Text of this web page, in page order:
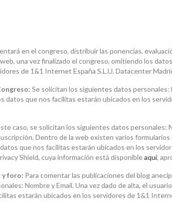
en el congreso, distribuir las ponencias,
una vez finalizado el congreso, omitiendo los
de 1&1 Internet España S.L.U. Datacenter
Se solicitan los siguientes datos personales:
datos que nos facilitas estarán ubicados en los
caso, se solicitan los siguientes datos personales:
Dentro de la web existen varios
que nos facilitas estarán ubicados en los
Shield, cuya información está disponibleaquí,
y foro: Para comentar las publicaciones del blog
Nombre y Email. Una vez dado de alta, el
estarán ubicados en los servidores de 1&1